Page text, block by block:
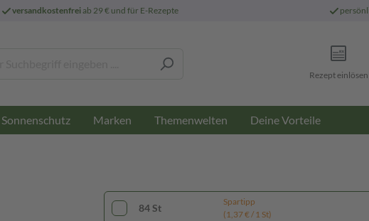
versandkostenfreiab 29 € und für E-Rezepte
Rezept einlösen
Sonnenschutz Marken Themenwelten Deine Vorteile
84 St
Spartipp
(1,37 € / 1 St)